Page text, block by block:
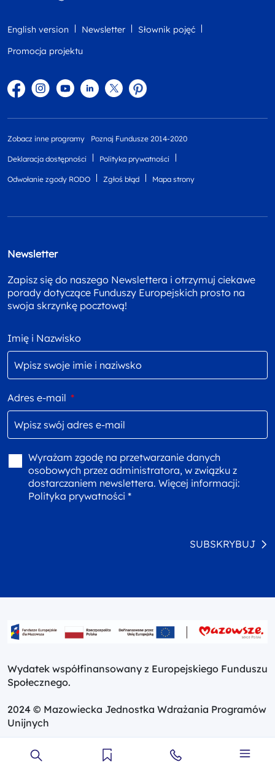
English version Newsletter
Słownik pojęć
Promocja projektu
FacebookInstagram
YouTubeLinkedintwitterPinterest
Zobacz inne programy Poznaj Fundusze 2014-2020
Deklaracja dostępności Polityka prywatności
Odwołanie zgody RODO Zgłoś błąd Mapa strony
Newsletter
Zapisz się do naszego Newslettera i otrzymuj ciekawe
porady dotyczące Funduszy Europejskich prosto na
swoja skrzynkę pocztową!
Imię i Nazwisko
Adres e-mail *
Wyrażam zgodę na przetwarzanie danych
osobowych przez administratora, w związku z
dostarczaniem newslettera. Więcej informacji:
Polityka prywatności *
SUBSKRYBUJ
Wydatek współfinansowany z Europejskiego Funduszu
Społecznego.
2024 © Mazowiecka Jednostka Wdrażania Programów
Unijnych